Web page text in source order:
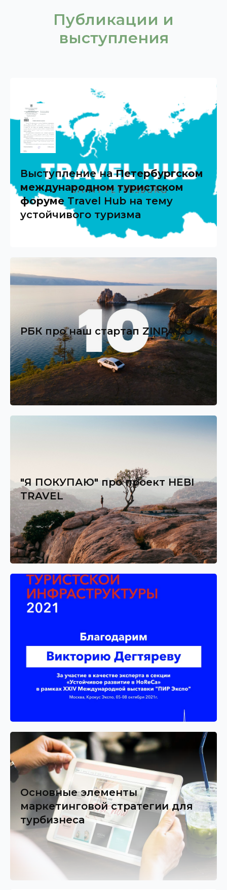
Публикации и
выступления
Выступление наПетербургском
международном туристском
форуме Travel Hub на тему
устойчивого туризма
РБК про наш стартап ZINPA.CO
"Я ПОКУПАЮ" про проект HEBI
TRAVEL
Основные элементы
маркетинговой стратегии для
турбизнеса